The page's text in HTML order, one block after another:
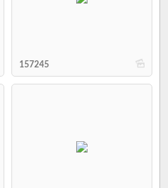
b
157245